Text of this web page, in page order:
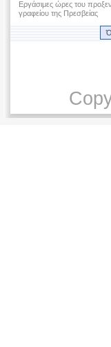
Εργάσιμες ώρες του
γραφείου της Πρεσβείας